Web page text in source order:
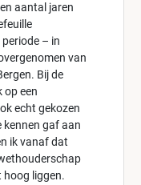
aantal jaren
– in
van
Bij de
op een
echt gekozen
kennen gaf aan
ik vanaf dat
hoog liggen.